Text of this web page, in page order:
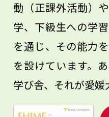
動（正課外活動）
学、下級生への学
を通じ、その能力
を設けています。
学び舎、それが愛媛